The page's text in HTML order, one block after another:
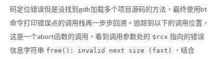
码定位错误但是没找到gdb加载多个项目源码的方法，最终使用bt
命令打印错误点的调用栈再一步步回溯。追踪到以下的调用位置，
这是一个abort函数的调用，看到调用参数处的 $rcx 指向的错误
信息字符串 free(): invalid next size (fast)
，结合